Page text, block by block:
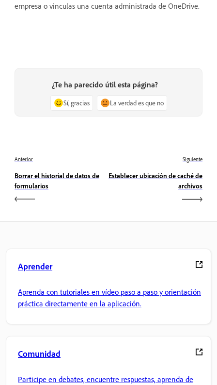
empresa o vinculas una cuenta administrada de OneDrive.
¿Te ha parecido útil esta página?
Sí, gracias La verdad es que no
Anterior
Borrar el historial de datos de
formularios
Siguiente
Establecer ubicación de caché de
archivos
Aprender
Aprenda con tutoriales en vídeo paso a paso y orientación
práctica directamente en la aplicación.
Comunidad
Participe en debates, encuentre respuestas, aprenda de